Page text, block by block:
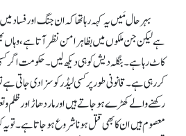
بہر حال مَیں یہ کہہ رہا تھا کہ ان جنگ اور فساد
ہے لیکن جن ملکوں میں بظاہر امن نظر آتا ہے،
کاٹ رہا ہے۔ بنگلہ دیش کو ہی دیکھ لیں۔ حکومت اگر
کر رہی ہے۔ قانونی طور پر کسی لیڈر کو سزا دی جاتی
رکھنے والے کھڑے ہو جاتے ہیں اور مار دھاڑ اور
معصوم ہیں ان کا بھی قتل ہونا شروع ہوجاتا ہے۔ تو